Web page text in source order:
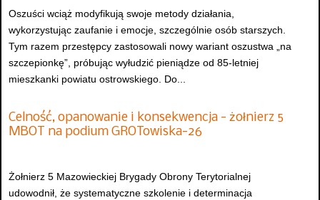
Oszuści wciąż modyfikują swoje metody działania,
wykorzystując zaufanie i emocje, szczególnie osób starszych.
Tym razem przestępcy zastosowali nowy wariant oszustwa „na
szczepionkę”, próbując wyłudzić pieniądze od 85-letniej
mieszkanki powiatu ostrowskiego. Do...
Celność, opanowanie i konsekwencja - żołnierz 5
MBOT na podium GROTowiska-26
Żołnierz 5 Mazowieckiej Brygady Obrony Terytorialnej
udowodnił, że systematyczne szkolenie i determinacja